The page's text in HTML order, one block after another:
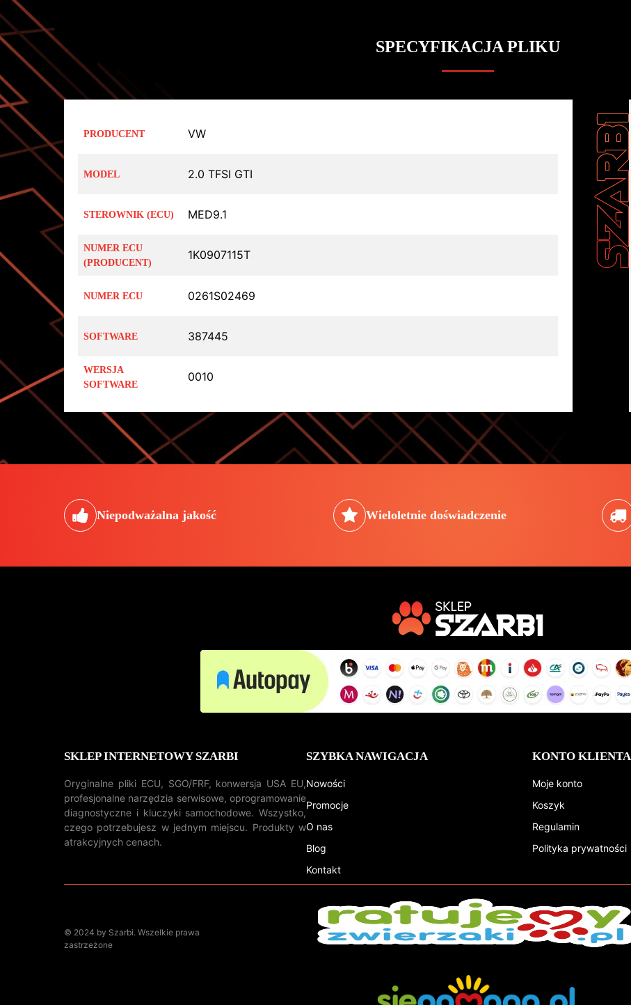
SPECYFIKACJA PLIKU
PRODUCENT VW
MODEL 2.0 TFSI GTI
STEROWNIK (ECU) MED9.1
NUMER ECU
(PRODUCENT)
1K0907115T
NUMER ECU 0261S02469
SOFTWARE 387445
WERSJA
SOFTWARE
0010
Niepodważalna jakość Wieloletnie doświadczenie
SKLEP INTERNETOWY SZARBI
Oryginalne pliki ECU, SGO/FRF, konwersja USA EU,
profesjonalne narzędzia serwisowe, oprogramowanie
diagnostyczne i kluczyki samochodowe. Wszystko,
czego potrzebujesz w jednym miejscu. Produkty w
atrakcyjnych cenach.
SZYBKA NAWIGACJA
Nowości
Promocje
O nas
Blog
Kontakt
KONTO KLIENTA
Moje konto
Koszyk
Regulamin
Polityka prywatności
© 2024 by Szarbi. Wszelkie prawa
zastrzeżone